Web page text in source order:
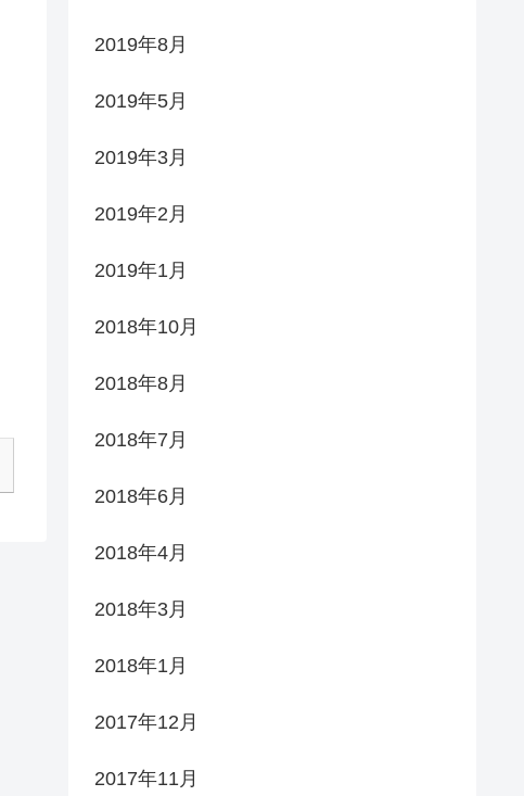
2019年8月
2019年5月
2019年3月
2019年2月
2019年1月
2018年10月
2018年8月
2018年7月
2018年6月
2018年4月
2018年3月
2018年1月
2017年12月
2017年11月